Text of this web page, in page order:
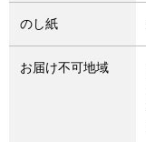
のし紙
お届け不可地域